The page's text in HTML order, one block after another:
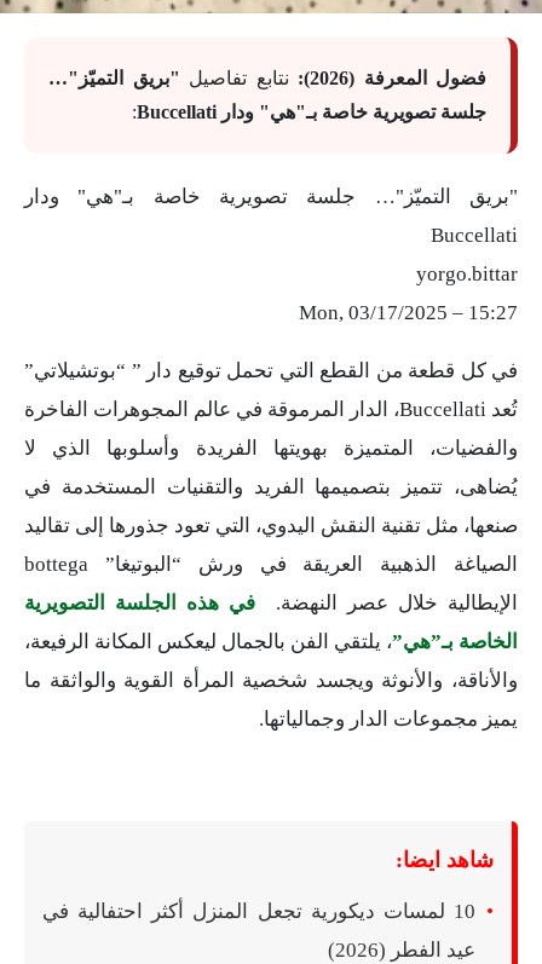
فضول المعرفة (2026): نتابع تفاصيل "بريق التميّز"…
جلسة تصويرية خاصة بـ"هي" ودار Buccellati
:
"بريق التميّز"… جلسة تصويرية خاصة بـ"هي" ودار
Buccellati
yorgo.bittar
Mon, 03/17/2025 – 15:27
في كل قطعة من القطع التي تحمل توقيع دار ” “بوتشيلاتي”
تُعد Buccellati، الدار المرموقة في عالم المجوهرات الفاخرة
والفضيات، المتميزة بهويتها الفريدة وأسلوبها الذي لا
يُضاهى، تتميز بتصميمها الفريد والتقنيات المستخدمة في
صنعها، مثل تقنية النقش اليدوي، التي تعود جذورها إلى تقاليد
الصياغة الذهبية العريقة في ورش “البوتيغا” bottega
الإيطالية خلال عصر النهضة. في هذه الجلسة التصويرية
الخاصة بـ”هي”، يلتقي الفن بالجمال ليعكس المكانة الرفيعة،
والأناقة، والأنوثة ويجسد شخصية المرأة القوية والواثقة ما
يميز مجموعات الدار وجمالياتها.
شاهد ايضا:
10 لمسات ديكورية تجعل المنزل أكثر احتفالية في
عيد الفطر (2026)